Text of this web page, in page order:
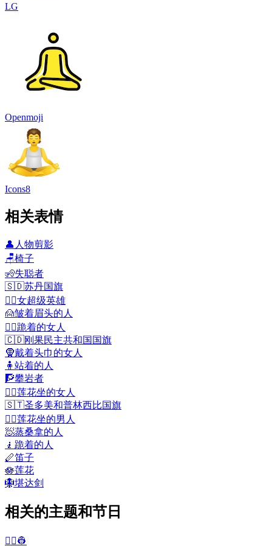
LG
Openmoji
Icons8
相关表情
👤 人物剪影
🪑椅子
🧏失聪者
🇸🇩苏丹国旗
🦸‍♀️女超级英雄
🙍皱着眉头的人
🧎‍♀️跪着的女人
🇨🇩刚果民主共和国国旗
🧕戴着头巾的女人
🧍 站着的人
🧗攀岩者
🧘‍♀️莲花坐的女人
🇸🇹圣多美和普林西比国旗
🧘‍♂️莲花坐的男人
🧖蒸桑拿的人
🧎 跪着的人
🪈笛子
🪷莲花
🪯堪达剑
相关的主题和节日
👨‍✈️👷